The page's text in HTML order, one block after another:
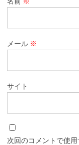
メール ※
サイト
次回のコメントで使